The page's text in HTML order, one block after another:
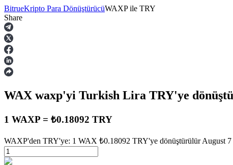
Vadeli İşlemler
BitrueKripto Para DönüştürücüWAXP ile TRY
Share
WAX waxp'yi Turkish Lira TRY'ye
1 WAXP = ₺0.18092 TRY
WAXP'den TRY'ye: 1 WAX ₺0.18092 TRY'ye dönüştürülür August 7